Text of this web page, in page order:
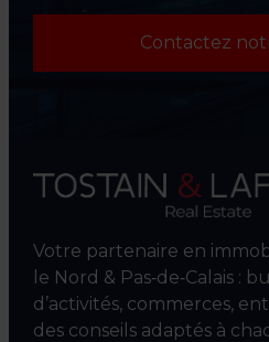
Contactez
Votre partenaire en
le Nord & Pas‑de‑Calais :
d’activités, commerces,
des conseils adaptés à